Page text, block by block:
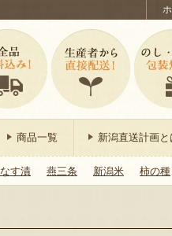
商品一覧 新潟直送計画と
なす漬 燕三条 新潟米 柿の種